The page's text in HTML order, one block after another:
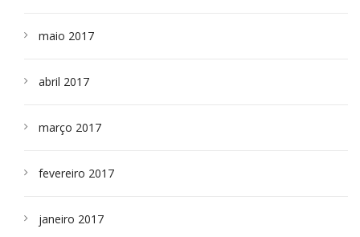
maio 2017
abril 2017
março 2017
fevereiro 2017
janeiro 2017